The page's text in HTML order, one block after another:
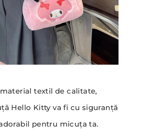
textil de calitate,
Hello Kitty va fi cu siguranță
pentru micuța ta.